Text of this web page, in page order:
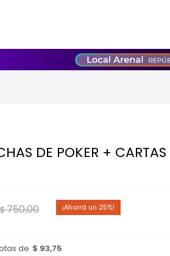
DE POKER +
$750,00 25
de $ 93,75